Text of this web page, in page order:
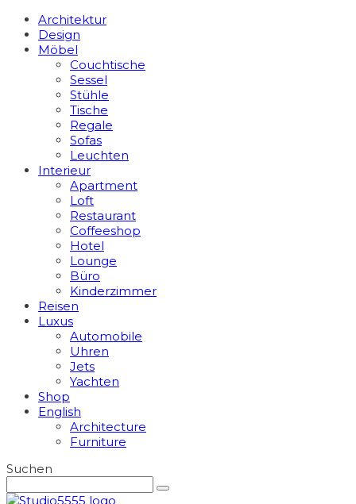
Architektur
Design
Möbel
Couchtische
Sessel
Stühle
Tische
Regale
Sofas
Leuchten
Interieur
Apart­ment
Loft
Restaurant
Coffeeshop
Hotel
Lounge
Büro
Kinderzimmer
Reisen
Luxus
Automobile
Uhren
Jets
Yachten
Shop
English
Architecture
Furniture
Suchen